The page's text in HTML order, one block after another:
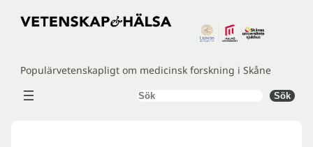
Hoppa
Populärvetenskapligt om medicinsk forskning i Skåne
Sök Sök